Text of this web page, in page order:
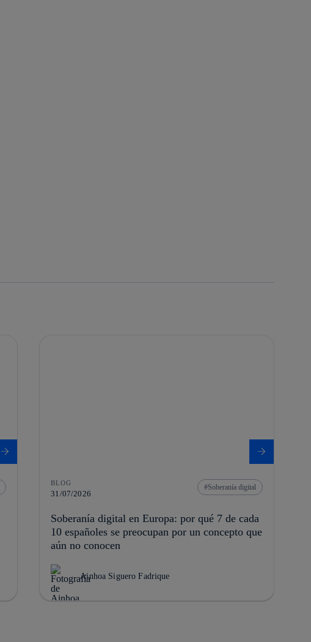
BLOG
31/07/2026
Soberanía digital
Soberanía digital en Europa: por qué 7 de cada
10 españoles se preocupan por un concepto que
aún no conocen
Ainhoa Siguero Fadrique